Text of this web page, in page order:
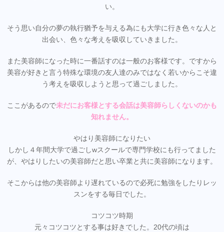
い。
そう思い自分の夢の執行猶予を与える為にも大学に行き色々な人と
出会い、色々な考えを吸収していきました。
また美容師になった時に一番話すのは一般のお客様です。ですから
美容が好きと言う特殊な環境の友人達のみではなく若いからこそ違
う考えを吸収しようと思って過ごしました。
ここがあるので未だにお客様とする会話は美容師らしくないのかも
知れません。
やはり美容師になりたい
しかし４年間大学で過ごしwスクールで専門学校にも行ってました
が、やはりしたいの美容師だと思い卒業と共に美容師になります。
そこからは他の美容師より遅れているので必死に勉強をしたりレッ
スンをする毎日でした。
コツコツ時期
元々コツコツとする事は好きでした。20代の頃は